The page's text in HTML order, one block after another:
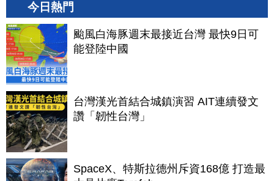
今日熱門
颱風白海豚週末最接近台灣 最快9日可
能登陸中國
台灣漢光首結合城鎮演習 AIT連續發文
讚「韌性台灣」
SpaceX、特斯拉德州斥資168億 打造最